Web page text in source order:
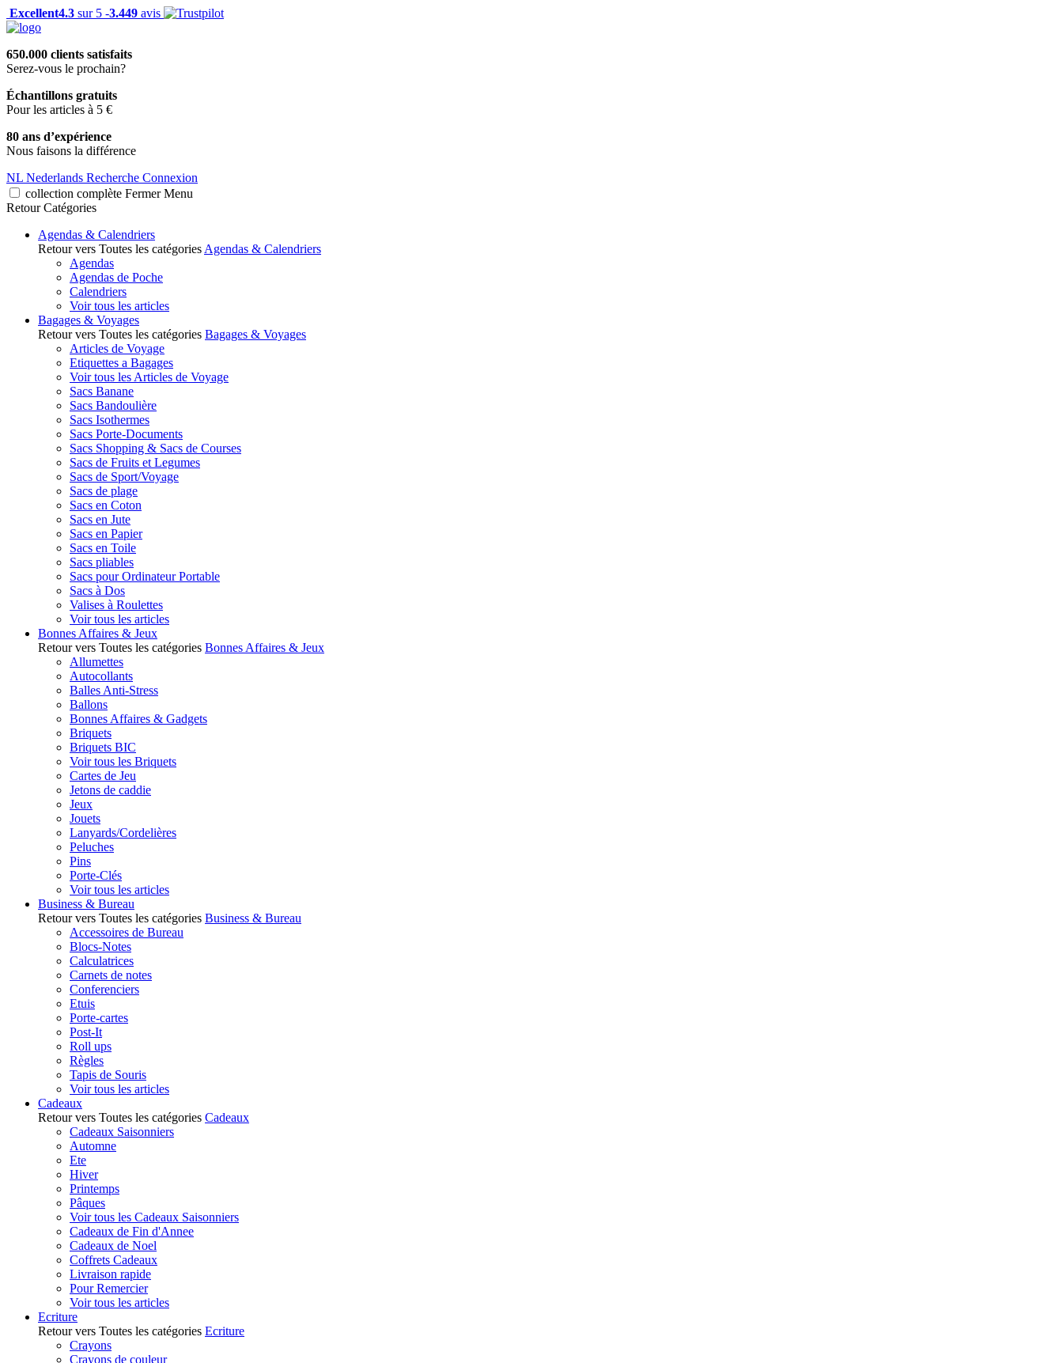
Excellent4.3 sur 5 -3.449 avis
650.000 clients satisfaits
Serez-vous le prochain?
Échantillons gratuits
Pour les articles à 5 €
80 ans d’expérience
Nous faisons la différence
NL Nederlands Recherche Connexion
collection complète Fermer Menu
Retour Catégories
Agendas & Calendriers
Retour vers Toutes les catégories Agendas & Calendriers
Agendas
Agendas de Poche
Calendriers
Voir tous les articles
Bagages & Voyages
Retour vers Toutes les catégories Bagages & Voyages
Articles de Voyage
Etiquettes a Bagages
Voir tous les Articles de Voyage
Sacs Banane
Sacs Bandoulière
Sacs Isothermes
Sacs Porte-Documents
Sacs Shopping & Sacs de Courses
Sacs de Fruits et Legumes
Sacs de Sport/Voyage
Sacs de plage
Sacs en Coton
Sacs en Jute
Sacs en Papier
Sacs en Toile
Sacs pliables
Sacs pour Ordinateur Portable
Sacs à Dos
Valises à Roulettes
Voir tous les articles
Bonnes Affaires & Jeux
Retour vers Toutes les catégories Bonnes Affaires & Jeux
Allumettes
Autocollants
Balles Anti-Stress
Ballons
Bonnes Affaires & Gadgets
Briquets
Briquets BIC
Voir tous les Briquets
Cartes de Jeu
Jetons de caddie
Jeux
Jouets
Lanyards/Cordelières
Peluches
Pins
Porte-Clés
Voir tous les articles
Business & Bureau
Retour vers Toutes les catégories Business & Bureau
Accessoires de Bureau
Blocs-Notes
Calculatrices
Carnets de notes
Conferenciers
Etuis
Porte-cartes
Post-It
Roll ups
Règles
Tapis de Souris
Voir tous les articles
Cadeaux
Retour vers Toutes les catégories Cadeaux
Cadeaux Saisonniers
Automne
Ete
Hiver
Printemps
Pâques
Voir tous les Cadeaux Saisonniers
Cadeaux de Fin d'Annee
Cadeaux de Noel
Coffrets Cadeaux
Livraison rapide
Pour Remercier
Voir tous les articles
Ecriture
Retour vers Toutes les catégories Ecriture
Crayons
Crayons de couleur